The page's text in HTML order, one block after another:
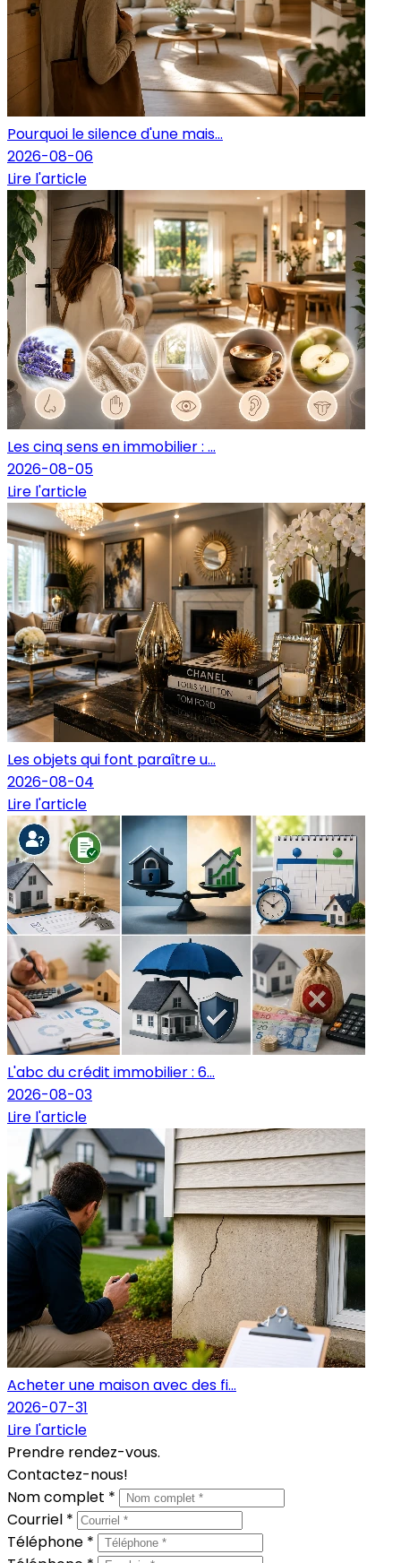
Pourquoi le silence d'une mais...
2026-08-06
Lire l'article
Les cinq sens en immobilier : ...
2026-08-05
Lire l'article
Les objets qui font paraître u...
2026-08-04
Lire l'article
L'abc du crédit immobilier : 6...
2026-08-03
Lire l'article
Acheter une maison avec des fi...
2026-07-31
Lire l'article
Prendre rendez-vous.
Contactez-nous!
Nom complet *
Courriel *
Téléphone *